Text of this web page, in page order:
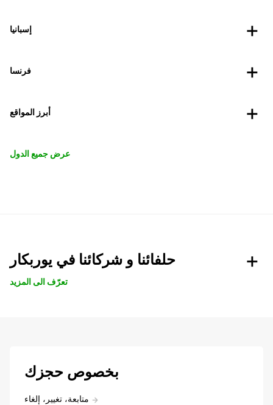
إسبانيا
فرنسا
أبرز المواقع
عرض جميع الدول
حلفائنا و شركائنا في يوربكار
تعرّف الى المزيد
بخصوص حجزك
متابعة، تغيير، إلغاء